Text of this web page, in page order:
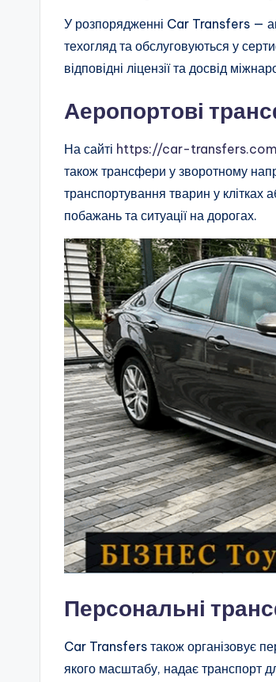
У розпорядженні Car Transfers —
техогляд та обслуговуються у
відповідні ліцензії та досвід
Аеропортові
На сайті https://car-
також трансфери у зворотному
транспортування тварин у
побажань та ситуації на дорогах.
Персональні
Car Transfers також організовує
якого масштабу, надає транспорт